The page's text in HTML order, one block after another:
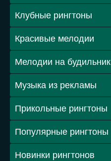
Клубные рингтоны
Красивые мелодии
Мелодии на будильник
Музыка из рекламы
Прикольные рингтоны
Популярные рингтоны
Новинки рингтонов